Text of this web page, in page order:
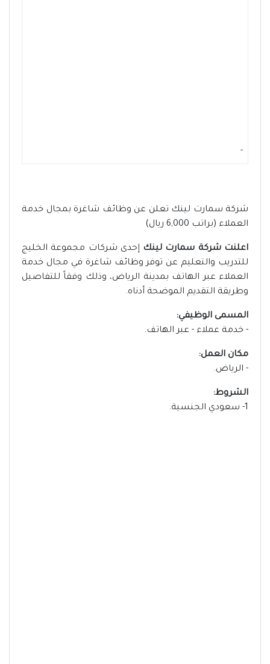
-
شركة سمارت لينك تعلن عن وظائف شاغرة بمجال خدمة
العملاء (براتب 6,000 ريال)
اعلنت شركة سمارت لينك إحدى شركات مجموعة الخليج
للتدريب والتعليم عن توفر وظائف شاغرة في مجال خدمة
العملاء عبر الهاتف بمدينة الرياض، وذلك وفقاً للتفاصيل
وطريقة التقديم الموضحة أدناه.
المسمى الوظيفي:
- خدمة عملاء - عبر الهاتف.
مكان العمل:
- الرياض.
الشروط:
1- سعودي الجنسية.